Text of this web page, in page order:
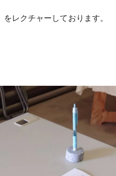
をレクチャーしております。